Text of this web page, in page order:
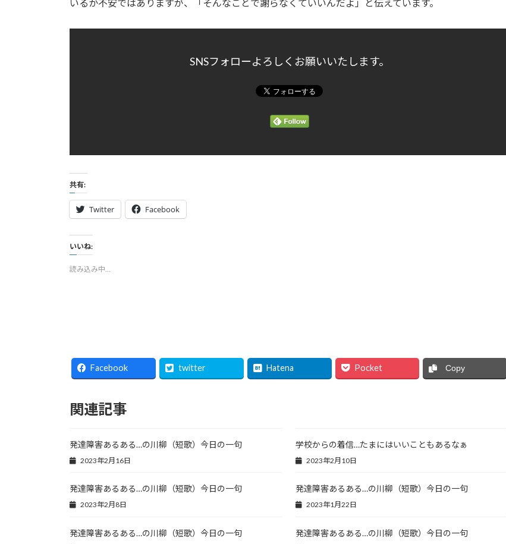
いるか不安ではありますが、「そんなことで謝らなくていいんだよ」と伝えています。
SNSフォローよろしくお願いいたします。
共有:
Twitter Facebook
いいね:
読み込み中…
Facebook twitter Hatena Pocket Copy
関連記事
発達障害あるある…の川柳（短歌）今日の一句
2023年2月16日
学校からの着信…たまにはいいこともあるなぁ
2023年2月10日
発達障害あるある…の川柳（短歌）今日の一句
2023年2月8日
発達障害あるある…の川柳（短歌）今日の一句
2023年1月22日
発達障害あるある…の川柳（短歌）今日の一句 発達障害あるある…の川柳（短歌）今日の一句